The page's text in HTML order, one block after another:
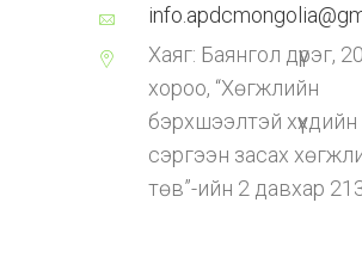
Хаяг: Баянгол дүүрэг,
хороо, “Хөгжлийн
бэрхшээлтэй хүүхдийн
сэргээн засах
төв”-ийн 2 давхар